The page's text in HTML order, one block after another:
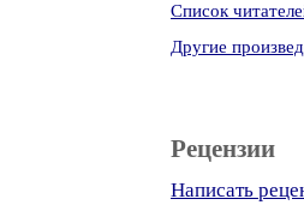
Список
Другие
Рецензии
Написать